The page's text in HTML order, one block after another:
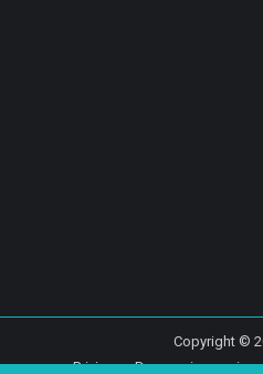
Copyright ©
Privium – Des services qui